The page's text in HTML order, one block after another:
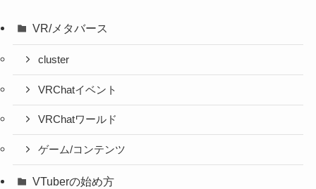
VR/メタバース
cluster
VRChatイベント
VRChatワールド
ゲーム/コンテンツ
VTuberの始め方